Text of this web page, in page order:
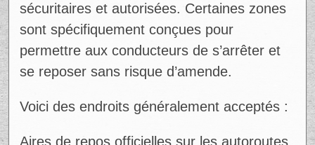
sécuritaires et autorisées. Certaines zones
sont spécifiquement conçues pour
permettre aux conducteurs de s’arrêter et
se reposer sans risque d’amende.
Voici des endroits généralement acceptés :
Aires de repos officielles sur les autoroutes